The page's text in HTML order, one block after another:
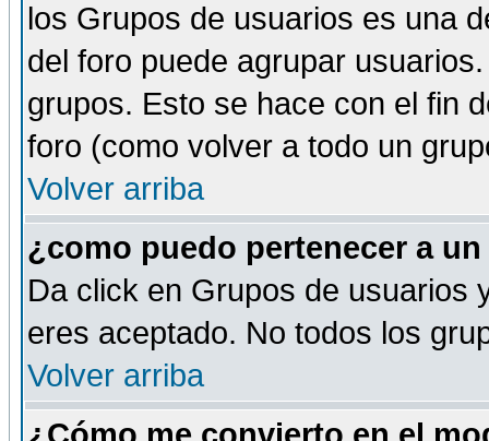
los Grupos de usuarios es una
del foro puede agrupar
grupos. Esto se hace con el fin
foro (como volver a todo un
Volver arriba
¿como puedo pertenecer a
Da click en Grupos de usuarios
eres aceptado. No todos los
Volver arriba